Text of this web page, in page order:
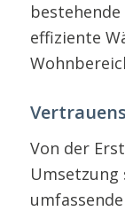
effiziente
Von der